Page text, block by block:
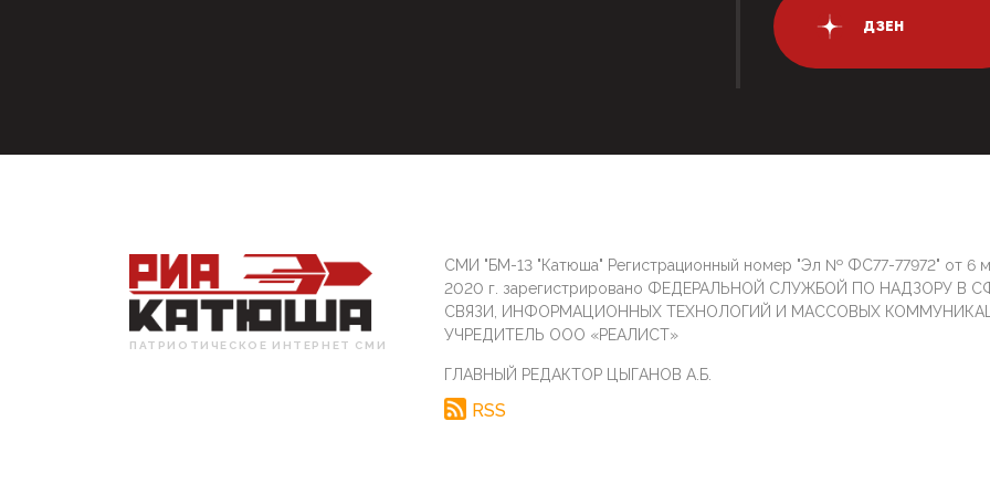
ДЗЕН
ПАТРИОТИЧЕСКОЕ ИНТЕРНЕТ СМИ
СМИ "БМ-13 "Катюша" Регистрационный номер "Эл № ФС77-77972" от 6
2020 г. зарегистрировано ФЕДЕРАЛЬНОЙ СЛУЖБОЙ ПО НАДЗОРУ В
СВЯЗИ, ИНФОРМАЦИОННЫХ ТЕХНОЛОГИЙ И МАССОВЫХ
УЧРЕДИТЕЛЬ ООО «РЕАЛИСТ»
ГЛАВНЫЙ РЕДАКТОР ЦЫГАНОВ А.Б.
RSS